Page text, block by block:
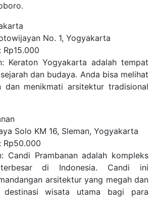
No. 1, Yogyakarta
Yogyakarta adalah tempat
dan budaya. Anda bisa melihat
dan menikmati arsitektur tradisional
Solo KM 16, Sleman, Yogyakarta
Rp50.000
Prambanan adalah kompleks
di Indonesia. Candi ini
arsitektur yang megah dan
destinasi wisata utama bagi para